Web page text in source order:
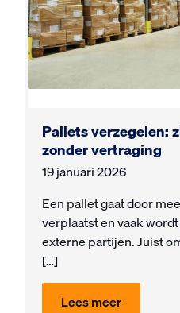
Pallets verzegelen:
zonder vertraging
19 januari 2026
Een pallet gaat door
verplaatst en vaak
externe partijen. Juist
[…]
Lees meer